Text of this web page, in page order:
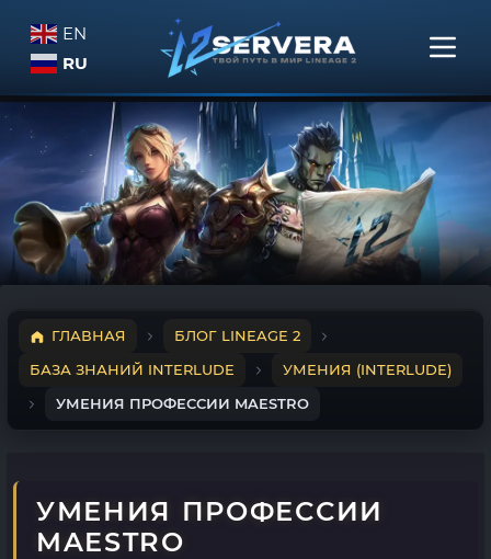
EN
RU
ГЛАВНАЯ
БЛОГ LINEAGE 2
БАЗА ЗНАНИЙ INTERLUDE
УМЕНИЯ (INTERLUDE)
УМЕНИЯ ПРОФЕССИИ MAESTRO
УМЕНИЯ ПРОФЕССИИ
MAESTRO